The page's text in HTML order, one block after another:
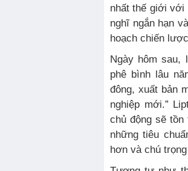
nhất thế giới với
nghĩ ngắn hạn
hoạch chiến
Ngày hôm sau,
phê bình lâu
đông, xuất bản
nghiệp mới.”
chủ động sẽ
những tiêu
hơn và chú